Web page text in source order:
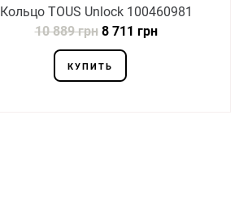
Кольцо TOUS Unlock 100460981
10 889 грн8 711 грн
КУПИТЬ